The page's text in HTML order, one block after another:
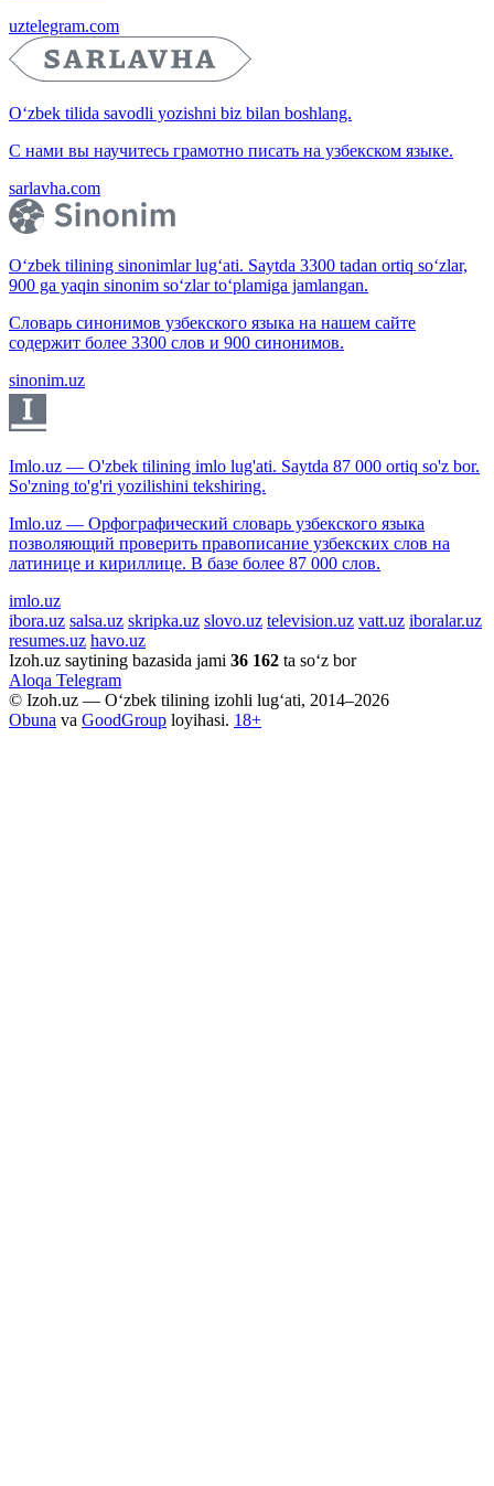
uztelegram.com
O‘zbek tilida savodli yozishni biz bilan boshlang.
С нами вы научитесь грамотно писать на узбекском языке.
sarlavha.com
O‘zbek tilining sinonimlar lug‘ati. Saytda 3300 tadan ortiq so‘zlar,
900 ga yaqin sinonim so‘zlar to‘plamiga jamlangan.
Словарь синонимов узбекского языка на нашем сайте
содержит более 3300 слов и 900 синонимов.
sinonim.uz
Imlo.uz — O'zbek tilining imlo lug'ati. Saytda 87 000 ortiq so'z bor.
So'zning to'g'ri yozilishini tekshiring.
Imlo.uz — Орфографический словарь узбекского языка
позволяющий проверить правописание узбекских слов на
латинице и кириллице. В базе более 87 000 слов.
imlo.uz
ibora.uz salsa.uz skripka.uz slovo.uz television.uz vatt.uz iboralar.uz
resumes.uz havo.uz
Izoh.uz saytining bazasida jami 36 162 ta so‘z bor
Aloqa Telegram
© Izoh.uz — O‘zbek tilining izohli lug‘ati, 2014–2026
Obuna va GoodGroup loyihasi. 18+